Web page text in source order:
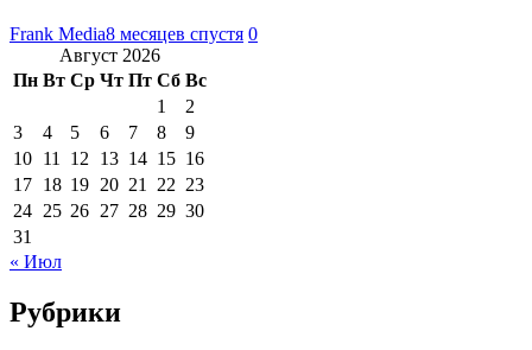
Frank Media8 месяцев спустя 0
Август 2026
Пн Вт Ср Чт Пт Сб Вс
1
2
3
4 5 6 7 8
9
10 11 12 13 14 15 16
17 18 19 20 21 22 23
24 25 26 27 28 29 30
31
« Июл
Рубрики